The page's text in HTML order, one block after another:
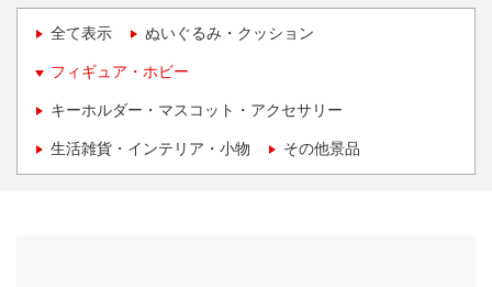
全て表示 ぬいぐるみ・クッション
フィギュア・ホビー
キーホルダー・マスコット・アクセサリー
生活雑貨・インテリア・小物 その他景品